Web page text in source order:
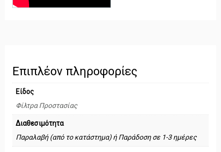
Επιπλέον πληροφορίες
Είδος
Φίλτρα Προστασίας
Διαθεσιμότητα
Παραλαβή (από το κατάστημα) ή Παράδοση σε 1-3 ημέρες